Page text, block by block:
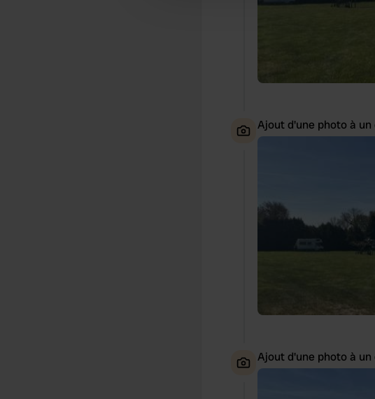
Ajout d'une photo à
Ajout d'une photo à